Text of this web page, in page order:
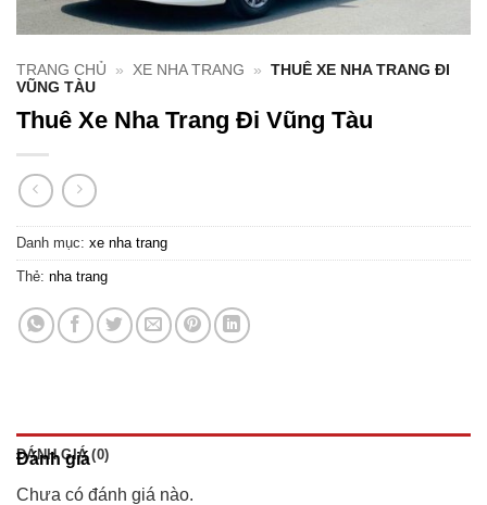
TRANG CHỦ » XE NHA TRANG »
THUÊ XE NHA TRANG ĐI
VŨNG TÀU
Thuê Xe Nha Trang Đi Vũng Tàu
Danh mục: xe nha trang
Thẻ: nha trang
ĐÁNH GIÁ (0)
Đánh giá
Chưa có đánh giá nào.